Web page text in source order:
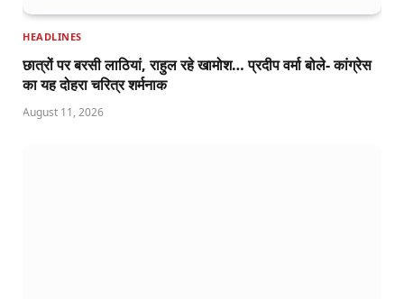
HEADLINES
छात्रों पर बरसी लाठियां, राहुल रहे खामोश… प्रदीप वर्मा बोले- कांग्रेस
का यह दोहरा चरित्र शर्मनाक
August 11, 2026